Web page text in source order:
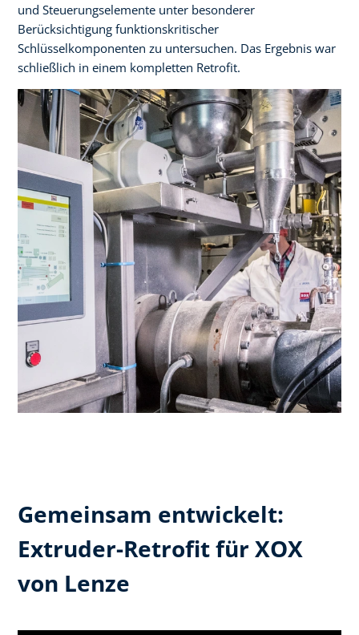
und Steuerungselemente unter besonderer
Berücksichtigung funktionskritischer
Schlüsselkomponenten zu untersuchen. Das Ergebnis war
schließlich in einem kompletten Retrofit.
Gemeinsam entwickelt:
Extruder-Retrofit für XOX
von Lenze